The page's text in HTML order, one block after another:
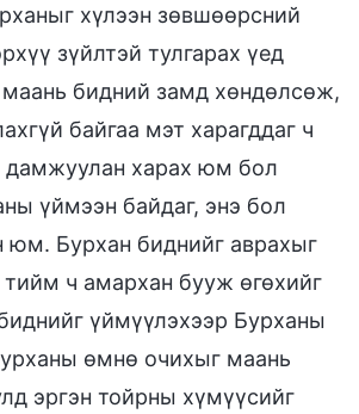
хүлээн зөвшөөрсний
зүйлтэй тулгарах үед
маань бидний замд хөндөлсөж,
байгаа мэт харагддаг ч
дамжуулан харах юм бол
үймээн байдаг, энэ бол
юм. Бурхан биднийг аврахыг
тийм ч амархан бууж өгөхийг
үймүүлэхээр Бурханы
өмнө очихыг маань
эргэн тойрны хүмүүсийг